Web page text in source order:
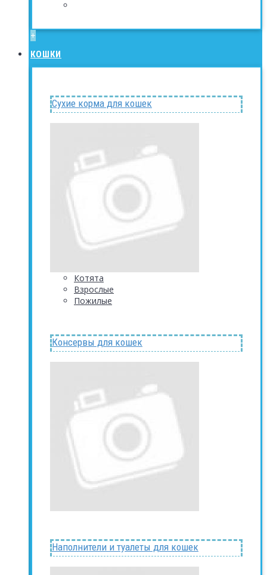
+
КОШКИ
Сухие корма для кошек
Котята
Взрослые
Пожилые
Консервы для кошек
Наполнители и туалеты для кошек